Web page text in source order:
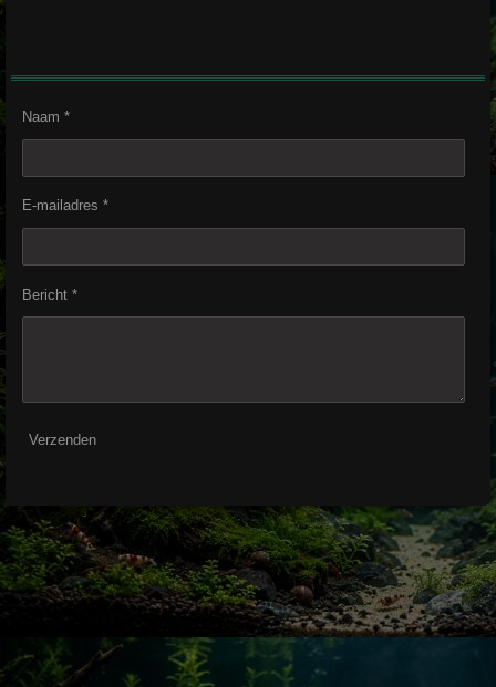
Naam *
E-mailadres *
Bericht *
Verzenden